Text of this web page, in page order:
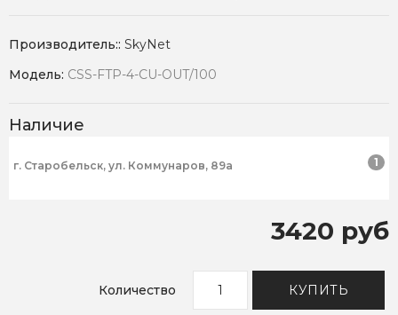
Производитель:: SkyNet
Модель: CSS-FTP-4-CU-OUT/100
Наличие
г. Старобельск, ул. Коммунаров, 89а 1
3420 руб
Количество КУПИТЬ